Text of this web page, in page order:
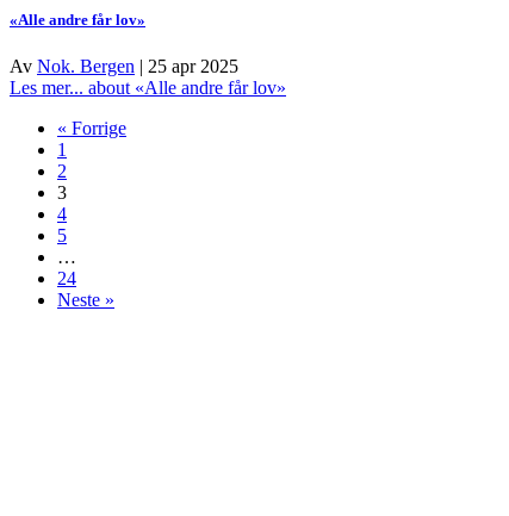
«Alle andre får lov»
Av Nok. Bergen | 25 apr 2025
Les mer... about «Alle andre får lov»
« Forrige
1
2
3
4
5
…
24
Neste »